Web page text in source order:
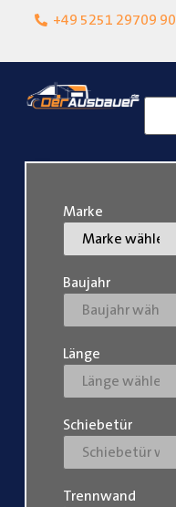
+49 5251 29709 90
Lokalgeschäft in
Marke
Baujahr
Länge
Schiebetür
Trennwand